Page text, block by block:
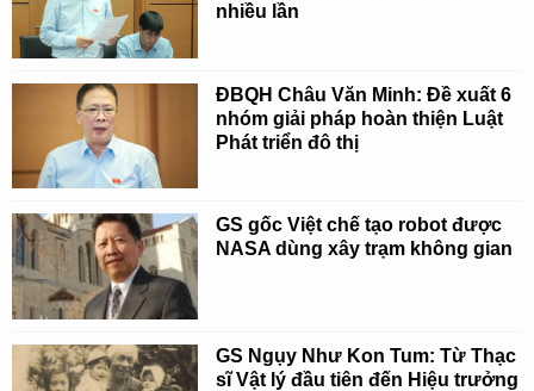
nhiều lần
ĐBQH Châu Văn Minh: Đề xuất 6
nhóm giải pháp hoàn thiện Luật
Phát triển đô thị
GS gốc Việt chế tạo robot được
NASA dùng xây trạm không gian
GS Ngụy Như Kon Tum: Từ Thạc
sĩ Vật lý đầu tiên đến Hiệu trưởng